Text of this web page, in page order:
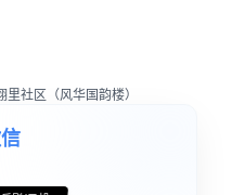
社区（风华国韵楼）